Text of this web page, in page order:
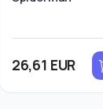
26,61 EUR